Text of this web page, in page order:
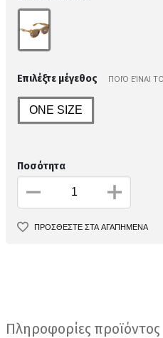
Επιλέξτε μέγεθος ΠΟΙΌ ΕΊΝΑΙ
ONE SIZE
Ποσότητα
ΠΡΟΣΘΕΣΤΕ ΣΤΑ ΑΓΑΠΗΜΕΝΑ
Πληροφορίες προϊόντος